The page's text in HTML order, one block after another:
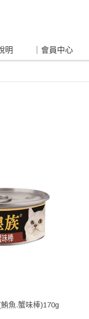
明 ｜會員中心
鮪魚.蟹味棒)170g